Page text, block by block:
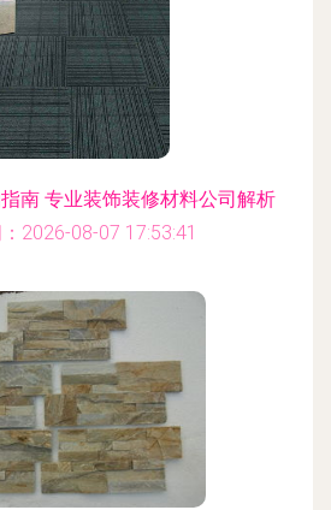
南 专业装饰装修材料公司解析
2026-08-07 17:53:41